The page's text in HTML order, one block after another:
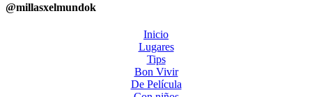
@millasxelmundok
Inicio
Lugares
Tips
Bon Vivir
De Película